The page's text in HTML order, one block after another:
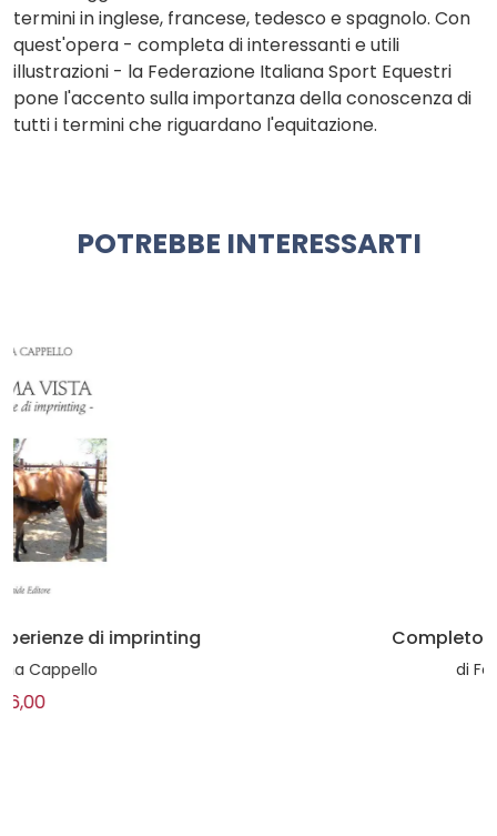
termini in inglese, francese, tedesco e spagnolo. Con
quest'opera - completa di interessanti e utili
illustrazioni - la Federazione Italiana Sport Equestri
pone l'accento sulla importanza della conoscenza di
tutti i termini che riguardano l'equitazione.
POTREBBE INTERESSARTI
Completo didattica & tecnica